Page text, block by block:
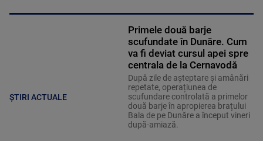
ȘTIRI ACTUALE
Primele două barje
scufundate în Dunăre. Cum
va fi deviat cursul apei spre
centrala de la Cernavodă
După zile de așteptare și amânări
repetate, operațiunea de
scufundare controlată a primelor
două barje în apropierea brațului
Bala de pe Dunăre a început vineri
după-amiază.